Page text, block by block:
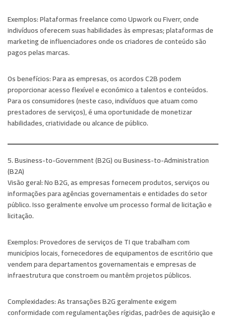
Exemplos:Plataformas freelance como Upwork ou Fiverr, onde
indivíduos oferecem suas habilidades às empresas; plataformas de
marketing de influenciadores onde os criadores de conteúdo são
pagos pelas marcas.
Os benefícios:Para as empresas, os acordos C2B podem
proporcionar acesso flexível e económico a talentos e conteúdos.
Para os consumidores (neste caso, indivíduos que atuam como
prestadores de serviços), é uma oportunidade de monetizar
habilidades, criatividade ou alcance de público.
5. Business-to-Government (B2G) ou Business-to-Administration
(B2A)
Visão geral:No B2G, as empresas fornecem produtos, serviços ou
informações para agências governamentais e entidades do setor
público. Isso geralmente envolve um processo formal de licitação e
licitação.
Exemplos:Provedores de serviços de TI que trabalham com
municípios locais, fornecedores de equipamentos de escritório que
vendem para departamentos governamentais e empresas de
infraestrutura que constroem ou mantêm projetos públicos.
Complexidades:As transações B2G geralmente exigem
conformidade com regulamentações rígidas, padrões de aquisição e